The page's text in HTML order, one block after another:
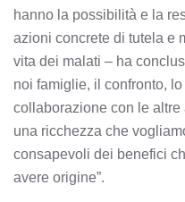
hanno la possibilità e la
azioni concrete di tutela e
vita dei malati – ha
noi famiglie, il confronto,
collaborazione con le
una ricchezza che
consapevoli dei benefici
avere origine”.